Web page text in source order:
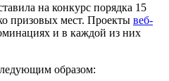
на конкурс порядка 15
призовых мест. Проекты веб-
и в каждой из них
образом: